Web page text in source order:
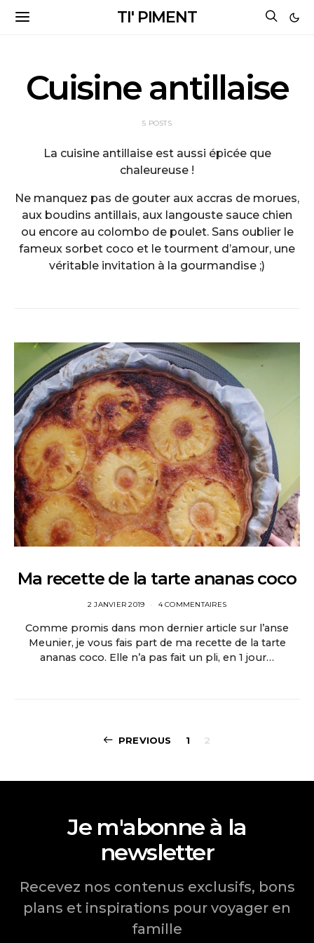
TI' PIMENT
Cuisine antillaise
5 POSTS
La cuisine antillaise est aussi épicée que
chaleureuse !
Ne manquez pas de gouter aux accras de morues,
aux boudins antillais, aux langouste sauce chien
ou encore au colombo de poulet. Sans oublier le
fameux sorbet coco et le tourment d’amour, une
véritable invitation à la gourmandise ;)
Ma recette de la tarte ananas coco
2 JANVIER 2019 4 COMMENTAIRES
Comme promis dans mon dernier article sur l’anse
Meunier, je vous fais part de ma recette de la tarte
ananas coco. Elle n’a pas fait un pli, en 1 jour…
Pagination
PREVIOUS 1 2
Je m'abonne à la
newsletter
Recevez nos contenus exclusifs, bons
plans et inspirations pour voyager en
famille